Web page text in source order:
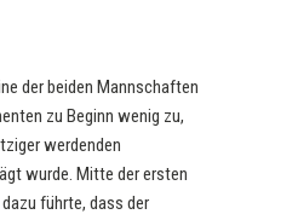
der beiden Mannschaften
zu Beginn wenig zu,
werdenden
wurde. Mitte der ersten
führte, dass der